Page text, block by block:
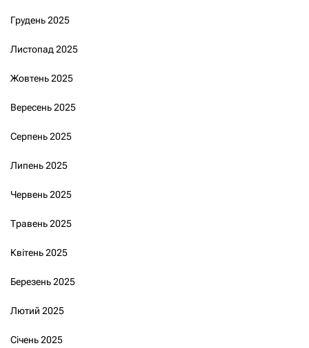
Грудень 2025
Листопад 2025
Жовтень 2025
Вересень 2025
Серпень 2025
Липень 2025
Червень 2025
Травень 2025
Квітень 2025
Березень 2025
Лютий 2025
Січень 2025